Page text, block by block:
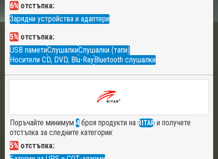
6% отстъпка:
Зарядни устройства и адаптери
5% отстъпка:
USB паметиСлушалкиСлушалки (тапи)
Носители CD, DVD, Blu-RayBluetooth слушалки
Поръчайте минимум 4 броя продукти на RITAR и получете
отстъпка за следните категории:
5% отстъпка: